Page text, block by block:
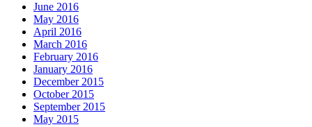
June 2016
May 2016
April 2016
March 2016
February 2016
January 2016
December 2015
October 2015
September 2015
May 2015